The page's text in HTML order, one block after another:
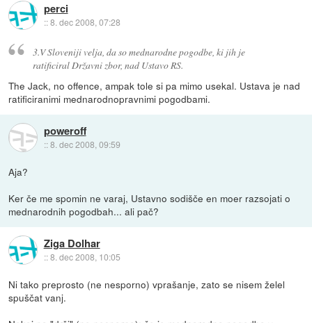
perci
::8. dec 2008, 07:28
3.V Sloveniji velja, da so mednarodne pogodbe, ki jih je
ratificiral Državni zbor, nad Ustavo RS.
The Jack, no offence, ampak tole si pa mimo usekal. Ustava je nad
ratificiranimi mednarodnopravnimi pogodbami.
poweroff
::8. dec 2008, 09:59
Aja?
Ker če me spomin ne varaj, Ustavno sodišče en moer razsojati o
mednarodnih pogodbah... ali pač?
Ziga Dolhar
::8. dec 2008, 10:05
Ni tako preprosto (ne nesporno) vprašanje, zato se nisem želel
spuščat vanj.